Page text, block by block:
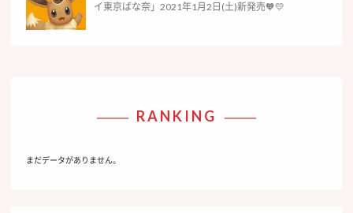
イ東京ばな奈」2021年1月2日(土)新発売🧡💛
RANKING
まだデータがありません。